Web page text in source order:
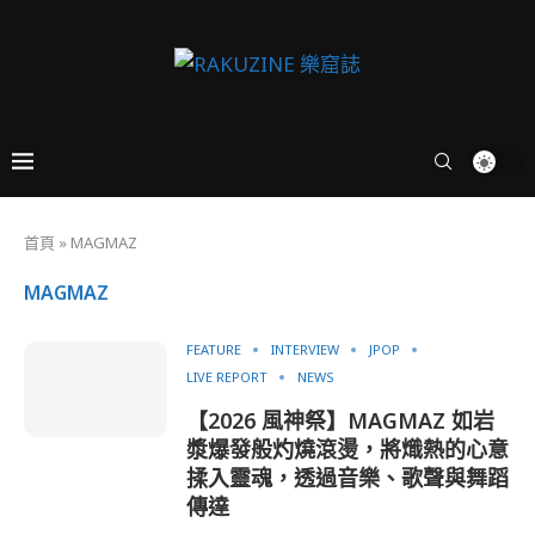
首頁 » MAGMAZ
MAGMAZ
FEATURE INTERVIEW
JPOP
LIVE REPORT
NEWS
【2026 風神祭】MAGMAZ 如岩
漿爆發般灼燒滾燙，將熾熱的心意
揉入靈魂，透過音樂、歌聲與舞蹈
傳達